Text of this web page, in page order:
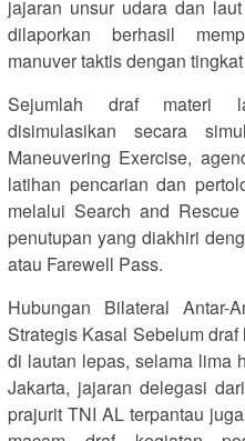
jajaran unsur udara dan
dilaporkan berhasil
manuver taktis dengan
Sejumlah draf materi
disimulasikan secara
Maneuvering Exercise,
latihan pencarian dan
melalui Search and
penutupan yang diakhiri
atau Farewell Pass.
Hubungan Bilateral Antar-
Strategis Kasal Sebelum
di lautan lepas, selama lima
Jakarta, jajaran delegasi
prajurit TNI AL terpantau